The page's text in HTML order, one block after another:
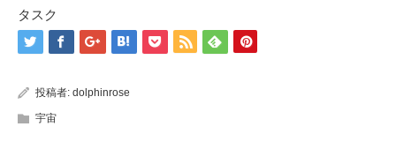
タスク
投稿者: dolphinrose
宇宙